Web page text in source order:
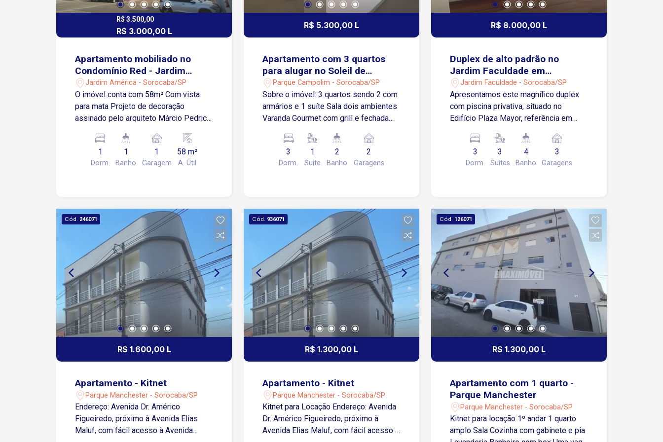
R$ 3.500,00
R$ 3.000,00 L
Apartamento mobiliado no
Condomínio Red - Jardim
América - Sorocaba SP
Jardim América - Sorocaba/SP
O imóvel conta com 58m² Com vista
para mata Projeto de decoração
assinado pelo arquiteto Márcio Pedrico
cozinha, quarto e varanda social Semi
mobiliado com marcenaria planejada em
madeira Luminotécnica em LED
Cozinha planejada com bancada em
granito preto e cooktop Lavanderia
interna reservada com fechamento em
vidro fosco Banheiro com box em vidro
temperado Ar condicionado instalado
Varanda social integrada ao ambiente
principal Varanda de lazer com
hidromassagem dupla com água
quente, fechamento em vidro e espaço
para mesa e churrasqueira 1 vaga de
garagem coberta Situado no Campolim,
Rua João Wagner Wey A apenas 300
Real, centro comercial e Leroy Merlin
Áreas comuns do condomínio: Piscina e
espaço gourmet Lavanderia pay-per-
use Salas de coworking com internet
Mercado self-service Academia
1
Dorm.
1
Banho
1
Garagem
58 m²
A. Útil
R$ 5.300,00 L
Apartamento com 3 quartos
para alugar no Soleil de
Quebec em Sorocaba/SP
Parque Campolim - Sorocaba/SP
Sobre o imóvel: 3 quartos sendo 2 com
armários e 1 suíte Sala dois ambientes
Varanda Gourmet com grill e fechada
fogão e forno Área de serviço com
armários 2 vagas de garagem cobertas
Localizado no Alto do Campolim, um
Lazer completo: quadra esportiva,
piscinas adulto e infantil, fitness, salão
de festas Segurança 24h e sistema de
monitoramento Áreas comuns
cuidadosamente planejadas para seu
conforto Agende sua visita!
3
Dorm.
1
Suite
2
Banho
2
Garagens
R$ 8.000,00 L
Duplex de alto padrão no
Jardim Faculdade em
Sorocaba/SP
Jardim Faculdade - Sorocaba/SP
Apresentamos este magnífico duplex
com piscina privativa, situado no
Edifício Plaza Mayor, referência em
útil + 88,25m² de terraços Suíte master
com escritório e varanda privativos,
além de um amplo closet com
momentos aconchegantes Espaçosas
salas de estar e jantar, com acabamento
impecável Pisos em madeira nobre em
toda a área social e íntima Isolamento
termoacústico em todos os ambientes
3 vagas de garagem com depósito
Localizado em um terreno de 1.477m²,
este imóvel novo e sem uso é uma
oportunidade única para quem busca
exclusividade e sofisticação. Agende
uma visita e surpreenda-se!
3
Dorm.
3
Suítes
4
Banho
3
Garagens
Cód. 246071
R$ 1.600,00 L
Apartamento - Kitnet
Parque Manchester - Sorocaba/SP
Endereço: Avenida Dr. Américo
Figueiredo, próximo à Avenida Elias
Maluf, com fácil acesso à Avenida
Cód. 936071
R$ 1.300,00 L
Apartamento - Kitnet
Parque Manchester - Sorocaba/SP
Kitnet para Locação Endereço: Avenida
Dr. Américo Figueiredo, próximo à
Avenida Elias Maluf, com fácil acesso à
Cód. 126071
R$ 1.300,00 L
Apartamento com 1 quarto -
Parque Manchester
Parque Manchester - Sorocaba/SP
Kitnet para locação 1º andar 1 quarto
amplo Sala Cozinha com gabinete e pia